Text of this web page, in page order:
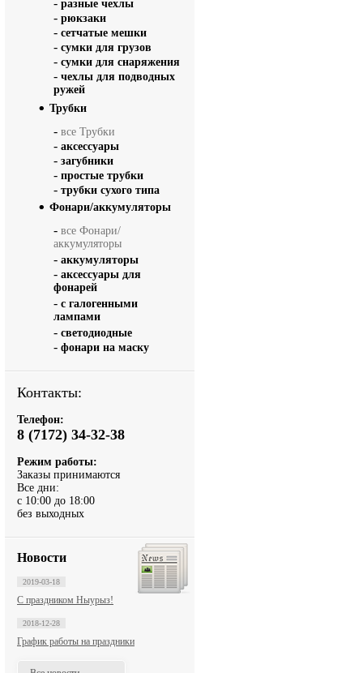
- разные чехлы
- рюкзаки
- сетчатые мешки
- сумки для грузов
- сумки для снаряжения
- чехлы для подводных
ружей
Трубки
- все Трубки
- аксессуары
- загубники
- простые трубки
- трубки сухого типа
Фонари/аккумуляторы
- все Фонари/
аккумуляторы
- аккумуляторы
- аксессуары для
фонарей
- с галогенными
лампами
- светодиодные
- фонари на маску
Контакты:
Телефон:
8 (7172) 34-32-38
Режим работы:
Заказы принимаются
Все дни:
с 10:00 до 18:00
без выходных
Новости
2019-03-18
С праздником Ныурыз!
2018-12-28
График работы на праздники